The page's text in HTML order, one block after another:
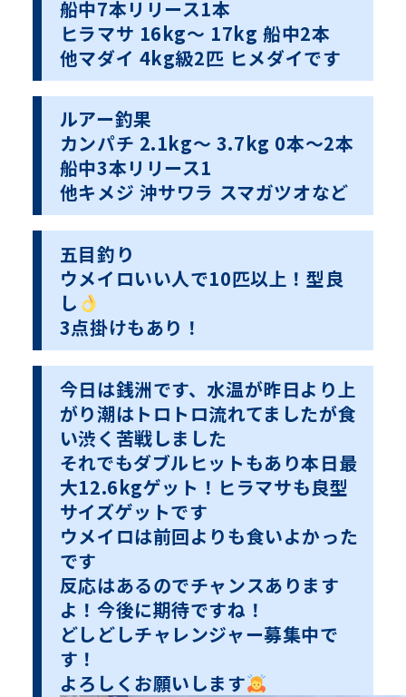
船中7本リリース1本
ヒラマサ 16kg〜 17kg 船中2本
他マダイ 4kg級2匹 ヒメダイです
ルアー釣果
カンパチ 2.1kg〜 3.7kg 0本〜2本
船中3本リリース1
他キメジ 沖サワラ スマガツオなど
五目釣り
ウメイロいい人で10匹以上！型良
し
3点掛けもあり！
今日は銭洲です、水温が昨日より上
がり潮はトロトロ流れてましたが食
い渋く苦戦しました
それでもダブルヒットもあり本日最
大12.6kgゲット！ヒラマサも良型
サイズゲットです
ウメイロは前回よりも食いよかった
です
反応はあるのでチャンスあります
よ！今後に期待ですね！
どしどしチャレンジャー募集中で
す！
よろしくお願いします